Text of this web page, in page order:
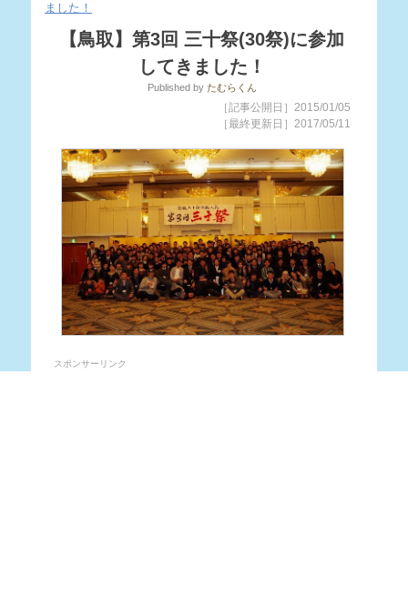
ました！
【鳥取】第3回 三十祭(30祭)に参加
してきました！
Published by たむらくん
［記事公開日］2015/01/05
［最終更新日］2017/05/11
スポンサーリンク